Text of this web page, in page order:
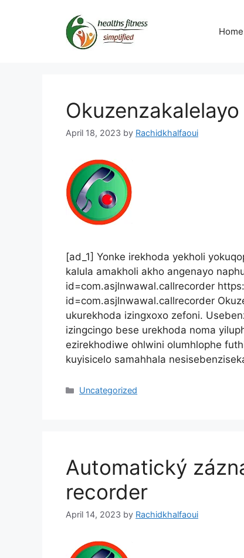
Home
April 18, 2023 by Rachidkhalfaoui
[ad_1] Yonke irekhoda yekholi
kalula amakholi akho angenayo
id=com.asjlnwawal.callrecorder
id=com.asjlnwawal.callrecorder
ukurekhoda izingxoxo zefoni.
izingcingo bese urekhoda noma
ezirekhodiwe ohlwini olumhlophe
kuyisicelo samahhala
Categories
Uncategorized
Automatický
recorder
April 14, 2023 by Rachidkhalfaoui